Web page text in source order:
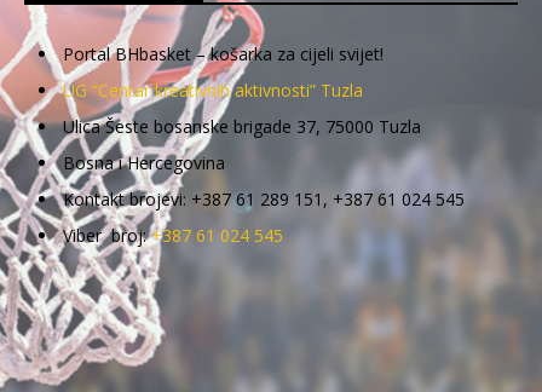
Portal BHbasket – košarka za cijeli svijet!
UG “Centar kreativnih aktivnosti” Tuzla
Ulica Šeste bosanske brigade 37, 75000 Tuzla
Bosna i Hercegovina
Kontakt brojevi: +387 61 289 151, +387 61 024 545
Viber broj:+387 61 024 545